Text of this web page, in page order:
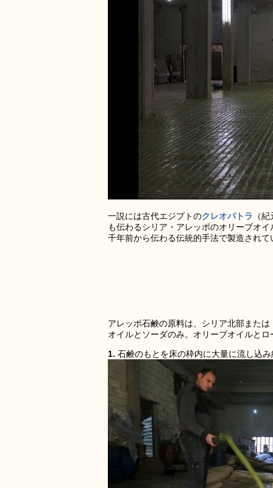
一説には古代エジプトのクレオパトラ
（
も伝わるシリア・アレッポのオリーブオ
千年前から伝わる伝統的手法で製造されて
アレッポ石鹸の原料は、シリア北部また
オイルとソーダのみ。オリーブオイルと
1. 石鹸のもとを床の枠内に大量に流し込